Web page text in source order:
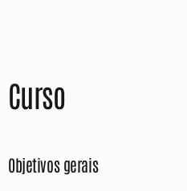
Curso
Objetivos gerais